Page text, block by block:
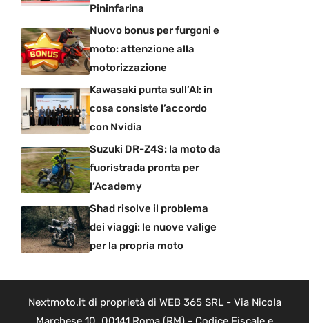
Pininfarina
Nuovo bonus per furgoni e
moto: attenzione alla
motorizzazione
Kawasaki punta sull’AI: in
cosa consiste l’accordo
con Nvidia
Suzuki DR-Z4S: la moto da
fuoristrada pronta per
l’Academy
Shad risolve il problema
dei viaggi: le nuove valige
per la propria moto
Nextmoto.it di proprietà di WEB 365 SRL - Via Nicola